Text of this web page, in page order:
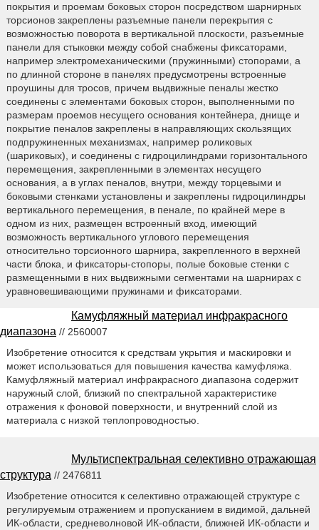
покрытия и проемам боковых сторон посредством шарнирных
торсионов закреплены разъемные панели перекрытия с
возможностью поворота в вертикальной плоскости, разъемные
панели для стыковки между собой снабжены фиксаторами,
например электромеханическими (пружинными) стопорами, а
по длинной стороне в панелях предусмотрены встроенные
проушины для тросов, причем выдвижные пеналы жестко
соединены с элементами боковых сторон, выполненными по
размерам проемов несущего основания контейнера, днище и
покрытие пеналов закреплены в направляющих скользящих
подпружиненных механизмах, например роликовых
(шариковых), и соединены с гидроцилиндрами горизонтального
перемещения, закрепленными в элементах несущего
основания, а в углах пеналов, внутри, между торцевыми и
боковыми стенками установлены и закреплены гидроцилиндры
вертикального перемещения, в пенале, по крайней мере в
одном из них, размещен встроенный вход, имеющий
возможность вертикального углового перемещения
относительно торсионного шарнира, закрепленного в верхней
части блока, и фиксаторы-стопоры, полые боковые стенки с
размещенными в них выдвижными сегментами на шарнирах с
уравновешивающими пружинами и фиксаторами.
Камуфляжный материал инфракрасного
диапазона // 2560007
Изобретение относится к средствам укрытия и маскировки и
может использоваться для повышения качества камуфляжа.
Камуфляжный материал инфракрасного диапазона содержит
наружный слой, близкий по спектральной характеристике
отражения к фоновой поверхности, и внутренний слой из
материала с низкой теплопроводностью.
Мультиспектральная селективно отражающая
структура // 2476811
Изобретение относится к селективно отражающей структуре с
регулируемым отражением и пропусканием в видимой, дальней
ИК-области, средневолновой ИК-области, ближней ИК-области и